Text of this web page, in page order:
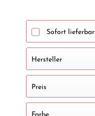
Sofort lieferbar
Hersteller
Preis